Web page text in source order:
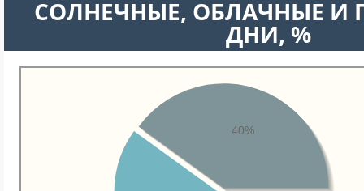
CОЛНЕЧНЫЕ, ОБЛАЧНЫЕ И
ДНИ, %
40%